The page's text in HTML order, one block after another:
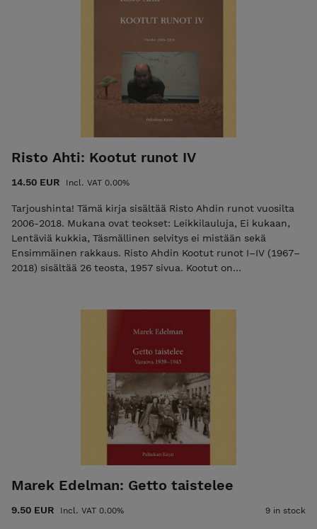
Risto Ahti: Kootut runot IV
14.50 EUR Incl. VAT 0.00%
Tarjoushinta! Tämä kirja sisältää Risto Ahdin runot vuosilta
2006-2018. Mukana ovat teokset: Leikkilauluja, Ei kukaan,
Lentäviä kukkia, Täsmällinen selvitys ei mistään sekä
Ensimmäinen rakkaus. Risto Ahdin Kootut runot I–IV (1967–
2018) sisältää 26 teosta, 1957 sivua. Kootut on
suomalaiseen nykyrunouteen ja sanan alkemiaan.
Runokokoelma, 2023 INFO: 478 sivua, pehmeäkantinen, koko:
Marek Edelman: Getto taistelee
9.50 EUR Incl. VAT 0.00% 9 in stock